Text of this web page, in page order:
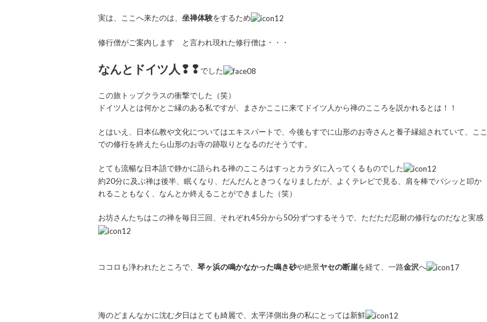
実は、ここへ来たのは、 坐禅体験をするため
修行僧がご案内します と言われ現れた修行僧は・・・
なんとドイツ人❢❢でした
この旅トップクラスの衝撃でした（笑）
ドイツ人とは何かとご縁のある私ですが、まさかここに来てドイツ人から禅のこころを説かれるとは！！
とはいえ、日本仏教や文化についてはエキスパートで、今後もすでに山形のお寺さんと養子縁組されていて、ここ
での修行を終えたら山形のお寺の跡取りとなるのだそうです。
とても流暢な日本語で静かに語られる禅のこころはすっとカラダに入ってくるものでした
約20分に及ぶ禅は後半、眠くなり、だんだんときつくなりましたが、よくテレビで見る、肩を棒でバシッと叩か
れることもなく、なんとか終えることができました（笑）
お坊さんたちはこの禅を毎日三回、それぞれ45分から50分ずつするそうで、ただただ忍耐の修行なのだなと実感
ココロも浄われたところで、 琴ヶ浜の鳴かなかった鳴き砂や絶景ヤセの断崖を経て、一路金沢へ
海のどまんなかに沈む夕日はとても綺麗で、太平洋側出身の私にとっては新鮮